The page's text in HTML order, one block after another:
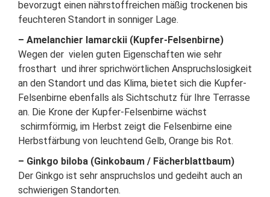
bevorzugt einen nährstoffreichen mäßig trockenen bis
feuchteren Standort in sonniger Lage.
– Amelanchier lamarckii (Kupfer-Felsenbirne)
Wegen der vielen guten Eigenschaften wie sehr
frosthart und ihrer sprichwörtlichen Anspruchslosigkeit
an den Standort und das Klima, bietet sich die Kupfer-
Felsenbirne ebenfalls als Sichtschutz für Ihre Terrasse
an. Die Krone der Kupfer-Felsenbirne wächst
schirmförmig, im Herbst zeigt die Felsenbirne eine
Herbstfärbung von leuchtend Gelb, Orange bis Rot.
– Ginkgo biloba (Ginkobaum / Fächerblattbaum)
Der Ginkgo ist sehr anspruchslos und gedeiht auch an
schwierigen Standorten.